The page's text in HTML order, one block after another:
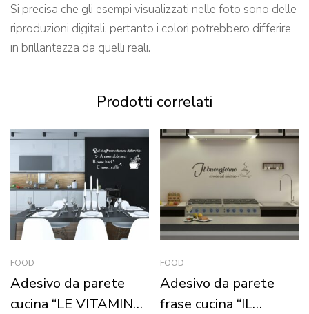
Si precisa che gli esempi visualizzati nelle foto sono delle
riproduzioni digitali, pertanto i colori potrebbero differire
in brillantezza da quelli reali.
Prodotti correlati
FOOD
Adesivo da parete
cucina “LE VITAMINE
FOOD
Adesivo da parete
frase cucina “IL